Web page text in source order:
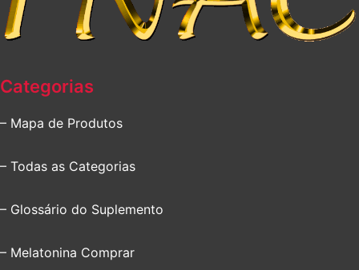
Categorias
– Mapa de Produtos
– Todas as Categorias
– Glossário do Suplemento
– Melatonina Comprar